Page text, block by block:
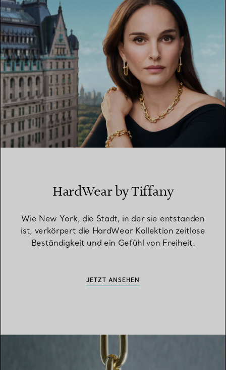
HardWear by Tiffany
Wie New York, die Stadt, in der sie entstanden
ist, verkörpert die HardWear Kollektion zeitlose
Beständigkeit und ein Gefühl von Freiheit.
JETZT ANSEHEN